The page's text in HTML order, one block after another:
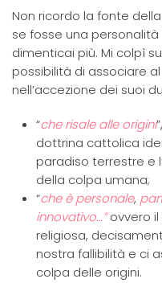
Non ricordo la fonte
se fosse una
dimenticai più. Mi colpì
possibilità di associare
nell’accezione dei suoi
“che risale alle origini
dottrina cattolica
paradiso terrestre e
della colpa umana;
“che è personale,
innovativo…”ovvero
religiosa,
nostra fallibilità e ci
colpa delle origini.